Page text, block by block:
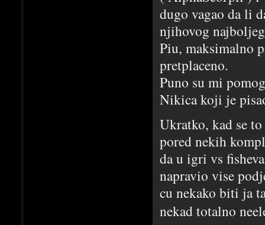
dugo vagao da li
njihovog
Piu, maksimalno
pretplaceno.
Puno su mi
Nikica koji je
Ukratko, kad se
pored nekih
da u igri vs
napravio vise
cu nekako biti ja
nekad totalno